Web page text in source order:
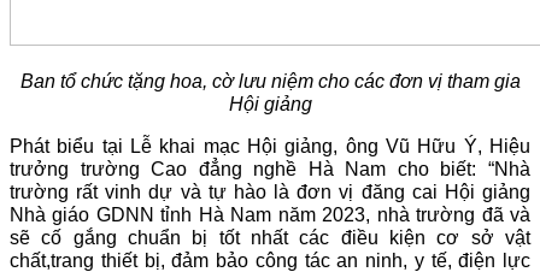
Ban tổ chức tặng hoa, cờ lưu niệm cho các đơn vị tham gia
Hội giảng
Phát biểu tại Lễ khai mạc Hội giảng, ông Vũ Hữu Ý, Hiệu
trưởng trường Cao đẳng nghề Hà Nam cho biết: “Nhà
trường rất vinh dự và tự hào là đơn vị đăng cai Hội giảng
Nhà giáo GDNN tỉnh Hà Nam năm 2023, nhà trường đã và
sẽ cố gắng chuẩn bị tốt nhất các điều kiện cơ sở vật
chất,trang thiết bị, đảm bảo công tác an ninh, y tế, điện lực